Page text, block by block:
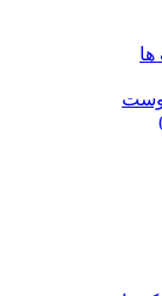
پوست